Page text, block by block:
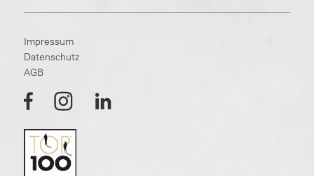
Impressum
Datenschutz
AGB